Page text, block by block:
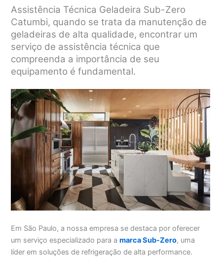
Assistência Técnica Geladeira Sub-Zero
Catumbi, quando se trata da manutenção de
geladeiras de alta qualidade, encontrar um
serviço de assistência técnica que
compreenda a importância de seu
equipamento é fundamental.
Em São Paulo, a nossa empresa se destaca por oferecer
um serviço especializado para amarca Sub-Zero, uma
líder em soluções de refrigeração de alta performance.